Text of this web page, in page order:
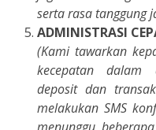
serta rasa tanggung
ADMINISTRASI
(Kami tawarkan
kecepatan dalam
deposit dan
melakukan SMS